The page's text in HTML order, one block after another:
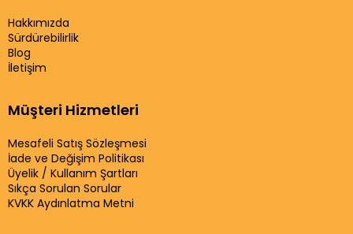
Hakkımızda
Sürdürebilirlik
Blog
İletişim
Müşteri Hizmetleri
Mesafeli Satış Sözleşmesi
İade ve Değişim Politikası
Üyelik / Kullanım Şartları
Sıkça Sorulan Sorular
KVKK Aydınlatma Metni